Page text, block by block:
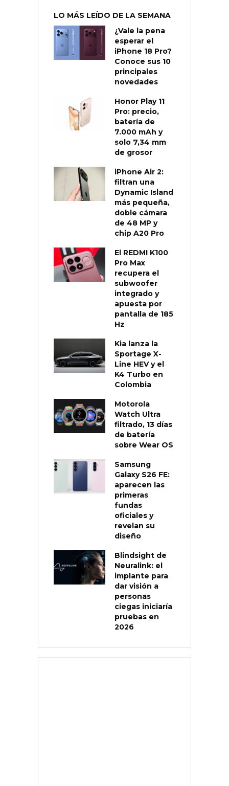
LO MÁS LEÍDO DE LA SEMANA
¿Vale la pena
esperar el
iPhone 18 Pro?
Conoce sus 10
principales
novedades
Honor Play 11
Pro: precio,
batería de
7.000 mAh y
solo 7,34 mm
de grosor
iPhone Air 2:
filtran una
Dynamic Island
más pequeña,
doble cámara
de 48 MP y
chip A20 Pro
El REDMI K100
Pro Max
recupera el
subwoofer
integrado y
apuesta por
pantalla de 185
Hz
Kia lanza la
Sportage X-
Line HEV y el
K4 Turbo en
Colombia
Motorola
Watch Ultra
filtrado, 13 días
de batería
sobre Wear OS
Samsung
Galaxy S26 FE:
aparecen las
primeras
fundas
oficiales y
revelan su
diseño
Blindsight de
Neuralink: el
implante para
dar visión a
personas
ciegas iniciaría
pruebas en
2026